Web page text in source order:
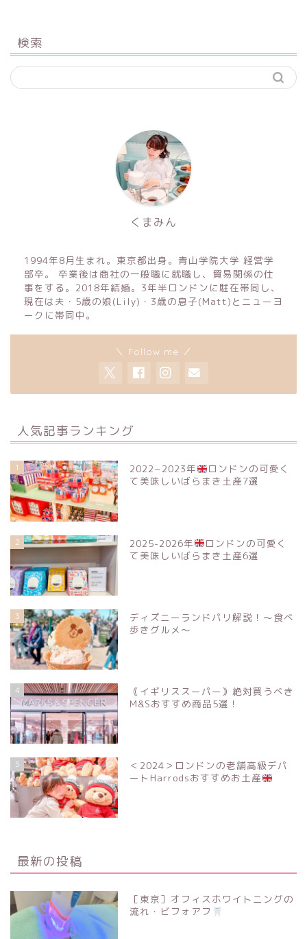
検索
くまみん
1994年8月生まれ。東京都出身。青山学院大学 経営学
部卒。 卒業後は商社の一般職に就職し、貿易関係の仕
事をする。2018年結婚。3年半ロンドンに駐在帯同し、
現在は夫・5歳の娘(Lily)・3歳の息子(Matt)とニューヨ
ークに帯同中。
＼ Follow me ／
人気記事ランキング
1 2022−2023年
ロンドンの可愛く
て美味しいばらまき土産7選
2 2025-2026年
ロンドンの可愛く
て美味しいばらまき土産6選
3
ディズニーランドパリ解説！〜食べ
歩きグルメ〜
4
｟イギリススーパー｠絶対買うべき
M&Sおすすめ商品5選！
5
＜2024＞ロンドンの老舗高級デパ
ートHarrodsおすすめお土産
最新の投稿
［東京］オフィスホワイトニングの
流れ・ビフォアフ